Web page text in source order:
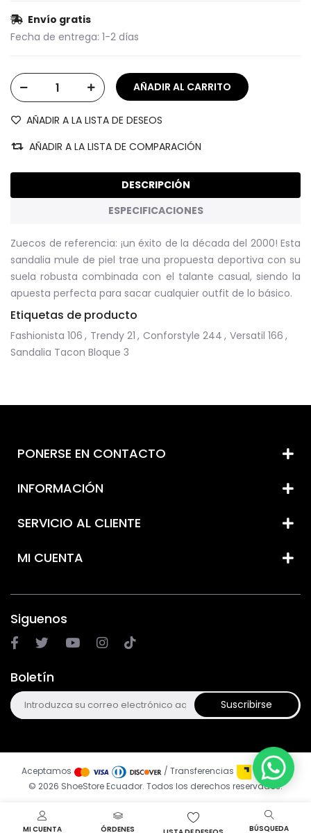
Envío gratis
Fecha de entrega: 1-2 días
AÑADIR A LA LISTA DE DESEOS
AÑADIR A LA LISTA DE COMPARACIÓN
DESCRIPCIÓN
ESPECIFICACIONES
Zuecos de referencia: ¡un éxito de la década del 2000! Esta
sandalia mule de piel trae una propuesta deportiva con su
suela robusta combinada con el talante casual, siendo la
apuesta perfecta para sacar cualquier outfit de lo básico.
Etiquetas de producto
Fashionista 106 , Trendy 21 , Conforstyle 244 , Versatil 166 ,
Sandalia Tacon Bloque 3
PONERSE EN CONTACTO
INFORMACIÓN
SERVICIO AL CLIENTE
MI CUENTA
Siguenos
Boletín
Suscribirse
© 2026 ShoeStore Ecuador. Todos los derechos reservados.
Aceptamos / Transferencias
MI CUENTA ÓRDENES BÚSQUEDA